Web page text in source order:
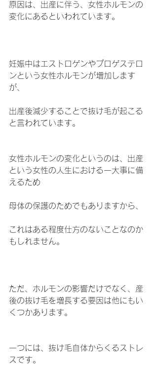
原因は、出産に伴う、女性ホルモンの
変化にあるといわれています。
妊娠中はエストロゲンやプロゲステロ
ンという女性ホルモンが増加します
が、
出産後減少することで抜け毛が起こる
と言われています。
女性ホルモンの変化というのは、出産
という女性の人生における一大事に備
えるため
母体の保護のためでもありますから、
これはある程度仕方のないことなのか
もしれません。
ただ、ホルモンの影響だけでなく、産
後の抜け毛を増長する要因は他にもい
くつかあります。
一つには、抜け毛自体からくるストレ
スです。